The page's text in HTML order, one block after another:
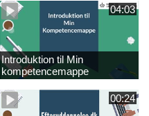
04:03
Introduktion til Min
kompetencemappe
00:24